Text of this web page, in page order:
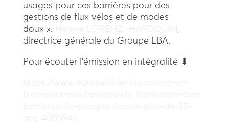
usages pour ces barrières pour des
gestions de flux vélos et de modes
doux ».
,
directrice générale du Groupe LBA.
Pour écouter l’émission en intégralité ⬇